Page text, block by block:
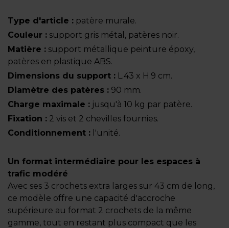
Type d'article : patère murale.
Couleur : support gris métal, patères noir.
Matière : support métallique peinture époxy,
patères en plastique ABS.
Dimensions du support : L.43 x H.9 cm.
Diamètre des patères : 90 mm.
Charge maximale : jusqu'à 10 kg par patère.
Fixation : 2 vis et 2 chevilles fournies.
Conditionnement : l'unité.
Un format intermédiaire pour les espaces à
trafic modéré
Avec ses 3 crochets extra larges sur 43 cm de long,
ce modèle offre une capacité d'accroche
supérieure au format 2 crochets de la même
gamme, tout en restant plus compact que les